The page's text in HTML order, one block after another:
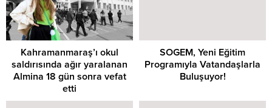
Kahramanmaraş’ı okul
saldırısında ağır yaralanan
Almina 18 gün sonra vefat
etti
SOGEM, Yeni Eğitim
Programıyla Vatandaşlarla
Buluşuyor!